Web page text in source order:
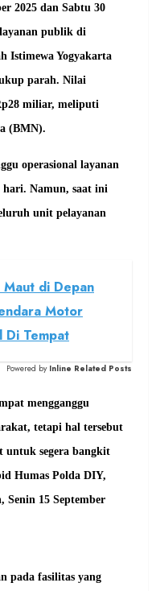
2025 dan Sabtu 30
publik di
Istimewa Yogyakarta
parah. Nilai
miliar, meliputi
(BMN).
operasional layanan
hari. Namun, saat ini
unit pelayanan
Maut di Depan
Motor
Di Tempat
Powered by Inline Related Posts
mengganggu
tetapi hal tersebut
untuk segera bangkit
Humas Polda DIY,
Senin 15 September
pada fasilitas yang